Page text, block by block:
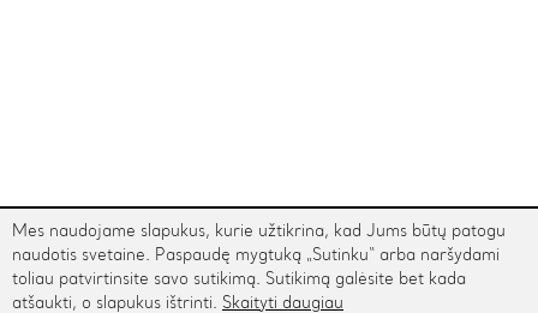
TARPTAUTINIS PRISTATYMAS
Kontaktai
Mes naudojame slapukus, kurie užtikrina, kad Jums būtų patogu
naudotis svetaine. Paspaudę mygtuką „Sutinku“ arba naršydami
toliau patvirtinsite savo sutikimą. Sutikimą galėsite bet kada
atšaukti, o slapukus ištrinti. Skaityti daugiau